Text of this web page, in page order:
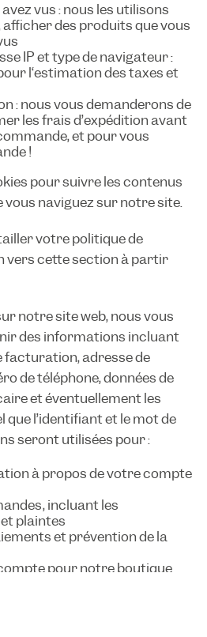
vus : nous les utilisons
afficher des produits que vous
IP et type de navigateur :
l‘estimation des taxes et
: nous vous demanderons de
les frais d’expédition avant
et pour vous
!
pour suivre les contenus
vous naviguez sur notre site.
votre politique de
vers cette section à partir
notre site web, nous vous
des informations incluant
facturation, adresse de
de téléphone, données de
et éventuellement les
que l’identifiant et le mot de
seront utilisées pour :
à propos de votre compte
incluant les
plaintes
et prévention de la
pour notre boutique